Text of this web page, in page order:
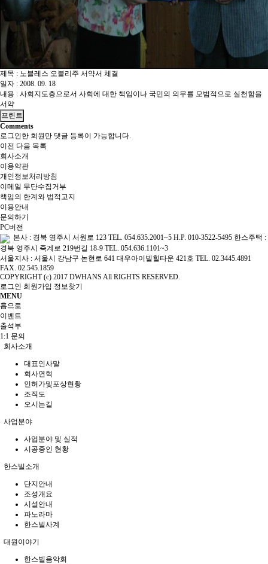
제목 : 노블레스 오블리주 서약서 체결
일자 : 2008. 09. 18
내용 : 사회지도층으로서 사회에 대한 책임이나 국민의 의무를 모범적으로 실천함을
서약
프린트
Comments
로그인한 회원만 댓글 등록이 가능합니다.
이전 다음 목록
회사소개
이용약관
개인정보처리방침
이메일 무단수집거부
책임의 한계와 법적고지
이용안내
문의하기
PC버전
본사 : 경북 영주시 서원로 123 TEL. 054.635.2001~5 H.P. 010-3522-5495 한스주택 :
경북 영주시 죽계로 219번길 18-9 TEL. 054.636.1101~3
서울지사 : 서울시 강남구 논현로 641 대우아이빌힐타운 421호 TEL. 02.3445.4891
FAX. 02.545.1859
COPYRIGHT (c) 2017 DWHANS All RIGHTS RESERVED.
로그인 회원가입 정보찾기
MENU
홈으로
이벤트
출석부
1:1 문의
회사소개
대표인사말
회사연혁
인허가및포상현황
조직도
오시는길
사업분야
사업분야 및 실적
시공중인 현황
한스빌소개
단지안내
조성개요
시설안내
파노라마
한스빌사계
대원이야기
한스빌음악회